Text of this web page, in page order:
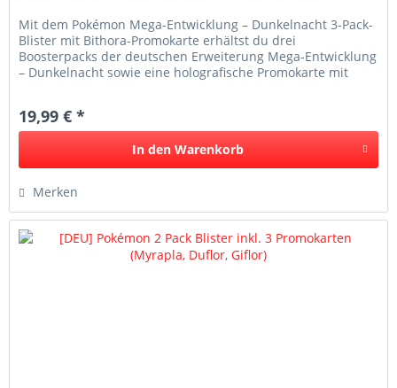
Mit dem Pokémon Mega-Entwicklung – Dunkelnacht 3-Pack-
Blister mit Bithora-Promokarte erhältst du drei
Boosterpacks der deutschen Erweiterung Mega-Entwicklung
– Dunkelnacht sowie eine holografische Promokarte mit
19,99 € *
In den Warenkorb
Merken